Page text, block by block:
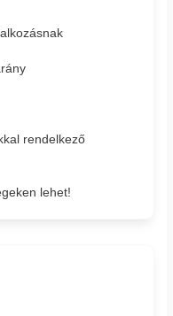
rendelkező
lehet!